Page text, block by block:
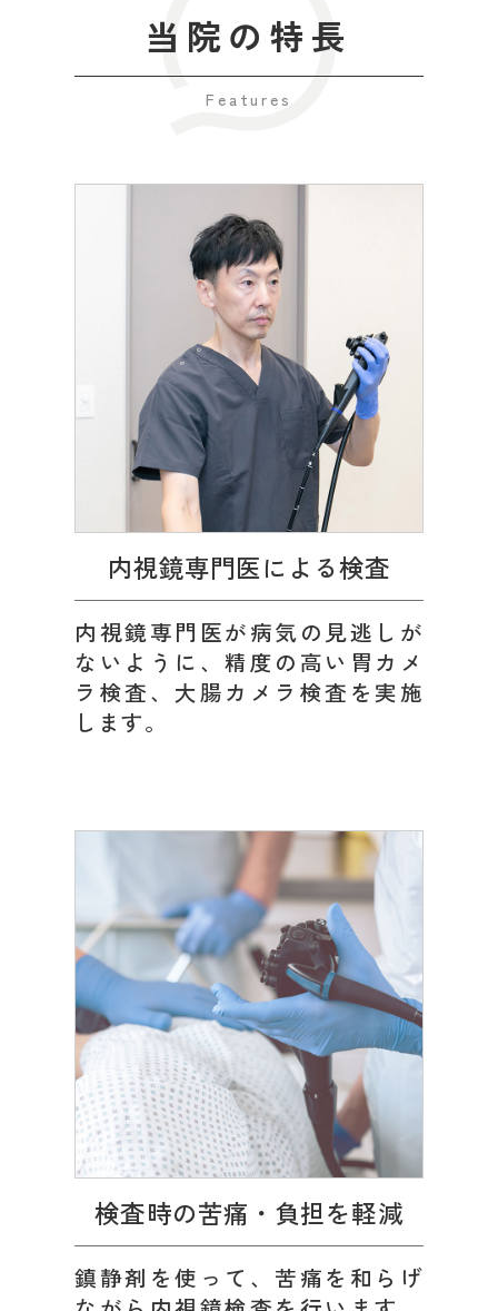
当院の特長
Features
内視鏡専門医による検査
内視鏡専門医が病気の見逃しが
ないように、精度の高い胃カメ
ラ検査、大腸カメラ検査を実施
します。
検査時の苦痛・負担を軽減
鎮静剤を使って、苦痛を和らげ